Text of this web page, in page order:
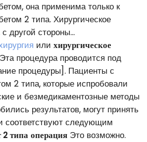
она применима только к
2 типа. Хирургическое
другой стороны...
или хирургическое
Эта процедура проводится под
процедуры]. Пациенты с
2 типа, которые испробовали
и безмедикаментозные методы
результатов, могут принять
соответствуют следующим
2 типа операция Это возможно.